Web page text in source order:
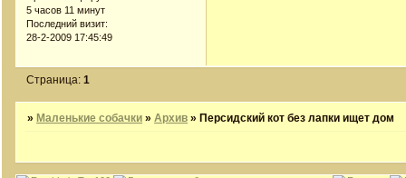
5 часов 11 минут
Последний визит:
28-2-2009 17:45:49
Страница:1
» Маленькие собачки » Архив »Персидский кот без лапки ищет дом